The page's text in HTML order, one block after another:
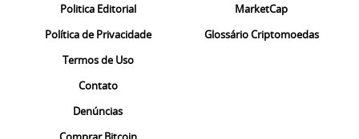
Politica Editorial
Política de Privacidade
Termos de Uso
Contato
Denúncias
MarketCap
Glossário Criptomoedas